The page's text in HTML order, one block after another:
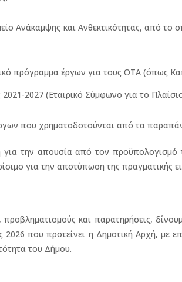
Ανάκαμψης και Ανθεκτικότητας, από το
πρόγραμμα έργων για τους ΟΤΑ (όπως
2027 (Εταιρικό Σύμφωνο για το
που χρηματοδοτούνται από τα
την απουσία από τον προϋπολογισμό
για την αποτύπωση της πραγματικής
και παρατηρήσεις,
που προτείνει η Δημοτική Αρχή, με
του Δήμου.